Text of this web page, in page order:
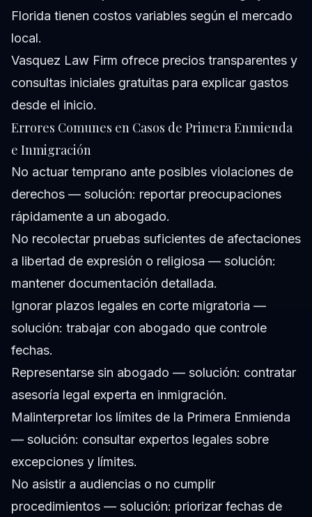
Florida tienen costos variables según el mercado
local.
Vasquez Law Firm ofrece precios transparentes y
consultas iniciales gratuitas para explicar gastos
desde el inicio.
Errores Comunes en Casos de Primera Enmienda
e Inmigración
No actuar temprano ante posibles violaciones de
derechos — solución: reportar preocupaciones
rápidamente a un abogado.
No recolectar pruebas suficientes de afectaciones
a libertad de expresión o religiosa — solución:
mantener documentación detallada.
Ignorar plazos legales en corte migratoria —
solución: trabajar con abogado que controle
fechas.
Representarse sin abogado — solución: contratar
asesoría legal experta en inmigración.
Malinterpretar los límites de la Primera Enmienda
— solución: consultar expertos legales sobre
excepciones y límites.
No asistir a audiencias o no cumplir
procedimientos — solución: priorizar fechas de